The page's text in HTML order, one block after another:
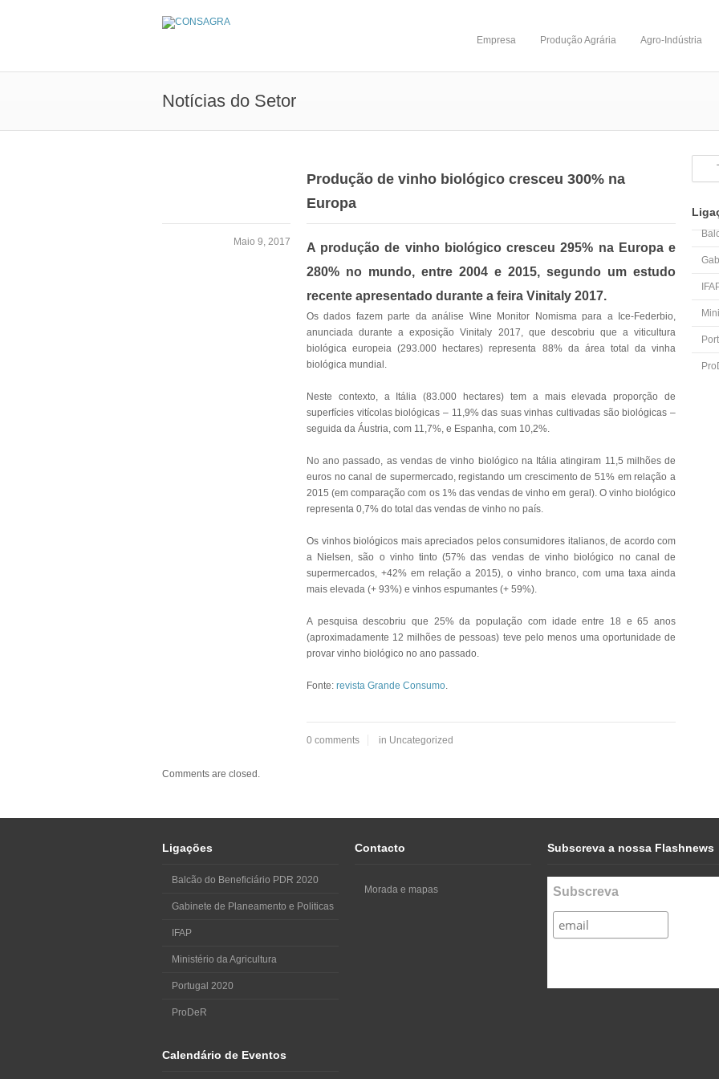
Empresa Produção Agrária Agro-Indústria
Notícias do Setor
Produção de vinho biológico cresceu 300% na
Europa
Maio 9, 2017
A produção de vinho biológico cresceu 295% na Europa e
280% no mundo, entre 2004 e 2015, segundo um estudo
recente apresentado durante a feira Vinitaly 2017.
Os dados fazem parte da análise Wine Monitor Nomisma para a Ice-Federbio,
anunciada durante a exposição Vinitaly 2017, que descobriu que a viticultura
biológica europeia (293.000 hectares) representa 88% da área total da vinha
biológica mundial.
Neste contexto, a Itália (83.000 hectares) tem a mais elevada proporção de
superfícies vitícolas biológicas – 11,9% das suas vinhas cultivadas são biológicas –
seguida da Áustria, com 11,7%, e Espanha, com 10,2%.
No ano passado, as vendas de vinho biológico na Itália atingiram 11,5 milhões de
euros no canal de supermercado, registando um crescimento de 51% em relação a
2015 (em comparação com os 1% das vendas de vinho em geral). O vinho biológico
representa 0,7% do total das vendas de vinho no país.
Os vinhos biológicos mais apreciados pelos consumidores italianos, de acordo com
a Nielsen, são o vinho tinto (57% das vendas de vinho biológico no canal de
supermercados, +42% em relação a 2015), o vinho branco, com uma taxa ainda
mais elevada (+ 93%) e vinhos espumantes (+ 59%).
A pesquisa descobriu que 25% da população com idade entre 18 e 65 anos
(aproximadamente 12 milhões de pessoas) teve pelo menos uma oportunidade de
provar vinho biológico no ano passado.
Fonte: revista Grande Consumo.
0 comments in Uncategorized
Comments are closed.
Ligações
Balcão do Beneficiário PDR 2020
Gabinete de Planeamento e Politicas
IFAP
Ministério da Agricultura
Portugal 2020
ProDeR
Calendário de Eventos
Contacto
Morada e mapas
Subscreva a nossa Flashnews
Subscreva